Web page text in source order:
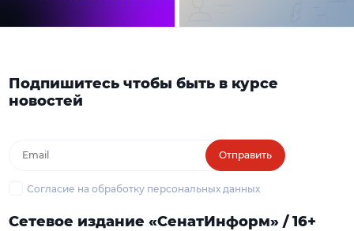
Подпишитесь чтобы быть в курсе
новостей
Отправить
Согласие на обработку персональных данных
Сетевое издание «СенатИнформ» / 16+